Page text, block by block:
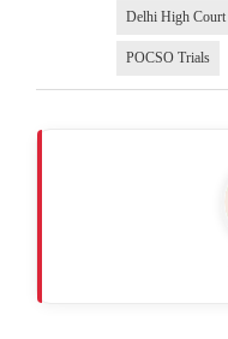
Delhi High Court
POCSO Trials